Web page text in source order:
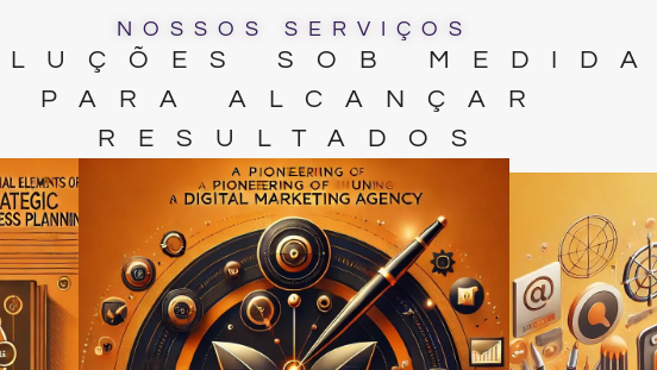
NOSSOS SERVIÇOS
SOB MEDIDA
PARA ALCANÇAR
RESULTADOS